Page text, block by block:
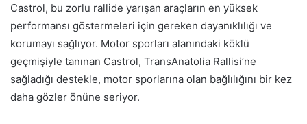
Castrol, bu zorlu rallide yarışan araçların en yüksek
performansı göstermeleri için gereken dayanıklılığı ve
korumayı sağlıyor. Motor sporları alanındaki köklü
geçmişiyle tanınan Castrol, TransAnatolia Rallisi’ne
sağladığı destekle, motor sporlarına olan bağlılığını bir kez
daha gözler önüne seriyor.